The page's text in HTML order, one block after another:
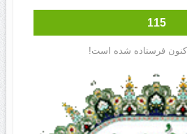
115
کنون فرستاده شده است!